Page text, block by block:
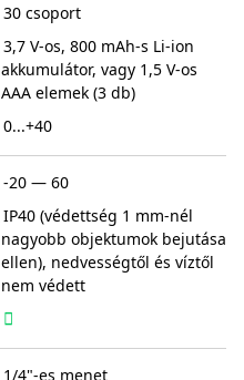
30 csoport
3,7 V-os, 800 mAh-s Li-ion
akkumulátor, vagy 1,5 V-os
AAA elemek (3 db)
0...+40
-20 — 60
IP40 (védettség 1 mm-nél
nagyobb objektumok bejutása
ellen), nedvességtől és víztől
nem védett
1/4"-es menet